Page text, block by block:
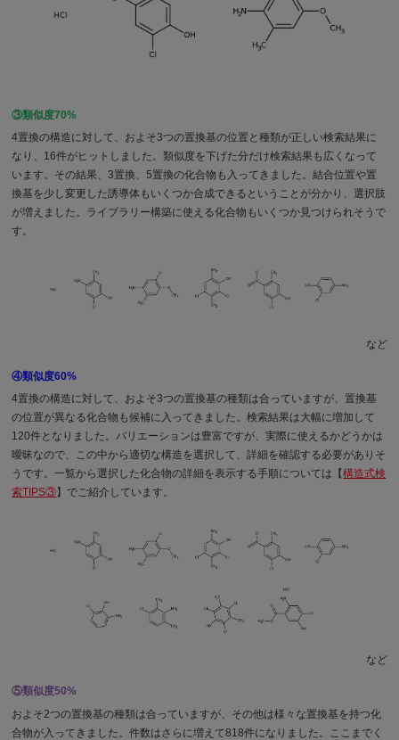
③類似度70%
4置換の構造に対して、およそ3つの置換基の位置と種類が正しい検索結果に
なり、16件がヒットしました。類似度を下げた分だけ検索結果も広くなって
います。その結果、3置換、5置換の化合物も入ってきました。結合位置や置
換基を少し変更した誘導体もいくつか合成できるということが分かり、選択肢
が増えました。ライブラリー構築に使える化合物もいくつか見つけられそうで
す。
など
④類似度60%
4置換の構造に対して、およそ3つの置換基の種類は合っていますが、置換基
の位置が異なる化合物も候補に入ってきました。検索結果は大幅に増加して
120件となりました。バリエーションは豊富ですが、実際に使えるかどうかは
曖昧なので、この中から適切な構造を選択して、詳細を確認する必要がありそ
うです。一覧から選択した化合物の詳細を表示する手順については【構造式検
索TIPS③】でご紹介しています。
など
⑤類似度50%
およそ2つの置換基の種類は合っていますが、その他は様々な置換基を持つ化
合物が入ってきました。件数はさらに増えて818件になりました。ここまでく